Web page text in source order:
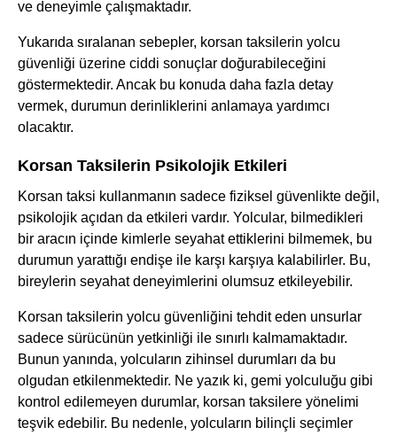
ve deneyimle çalışmaktadır.
Yukarıda sıralanan sebepler, korsan taksilerin yolcu
güvenliği üzerine ciddi sonuçlar doğurabileceğini
göstermektedir. Ancak bu konuda daha fazla detay
vermek, durumun derinliklerini anlamaya yardımcı
olacaktır.
Korsan Taksilerin Psikolojik Etkileri
Korsan taksi kullanmanın sadece fiziksel güvenlikte değil,
psikolojik açıdan da etkileri vardır. Yolcular, bilmedikleri
bir aracın içinde kimlerle seyahat ettiklerini bilmemek, bu
durumun yarattığı endişe ile karşı karşıya kalabilirler. Bu,
bireylerin seyahat deneyimlerini olumsuz etkileyebilir.
Korsan taksilerin yolcu güvenliğini tehdit eden unsurlar
sadece sürücünün yetkinliği ile sınırlı kalmamaktadır.
Bunun yanında, yolcuların zihinsel durumları da bu
olgudan etkilenmektedir. Ne yazık ki, gemi yolculuğu gibi
kontrol edilemeyen durumlar, korsan taksilere yönelimi
teşvik edebilir. Bu nedenle, yolcuların bilinçli seçimler